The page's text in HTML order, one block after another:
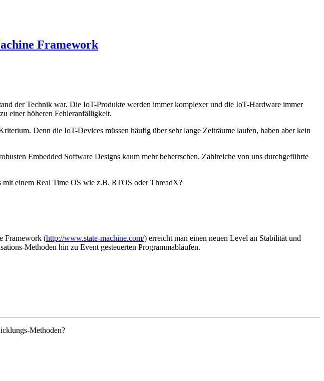
Framework
der Technik war. Die IoT-Produkte werden immer komplexer und die IoT-Hardware immer
einer höheren Fehleranfälligkeit.
Denn die IoT-Devices müssen häufig über sehr lange Zeiträume laufen, haben aber kein
Embedded Software Designs kaum mehr beherrschen. Zahlreiche von uns durchgeführte
einem Real Time OS wie z.B. RTOS oder ThreadX?
Framework (http://www.state-machine.com/) erreicht man einen neuen Level an Stabilität und
Methoden hin zu Event gesteuerten Programmabläufen.
Methoden?